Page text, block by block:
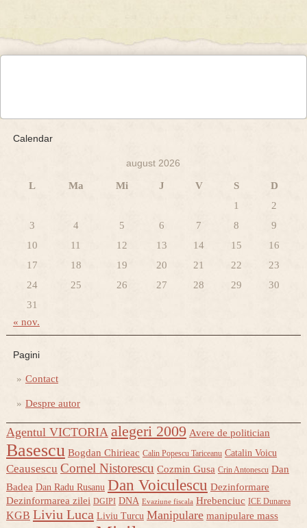
Calendar
august 2026
L Ma Mi J V S
D
1
2
3
4 5 6 7 8
9
10
11 12 13 14 15
16
17
18 19 20 21 22
23
24
25 26 27 28 29
30
31
« nov.
Pagini
Contact
Despre autor
Agentul VICTORIA alegeri 2009 Avere de politician
Basescu Bogdan Chirieac Calin Popescu Tariceanu Catalin Voicu
Ceausescu Cornel Nistorescu Cozmin Gusa Crin Antonescu Dan
Badea Dan Radu Rusanu Dan Voiculescu Dezinformare
Dezinformarea zilei DGIPI DNA Evaziune fiscala Hrebenciuc ICE Dunarea
KGB Liviu Luca Liviu Turcu Manipulare manipulare mass